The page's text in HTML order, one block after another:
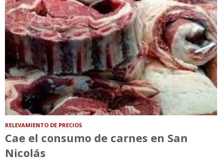
RELEVAMIENTO DE PRECIOS
Cae el consumo de carnes en San
Nicolás